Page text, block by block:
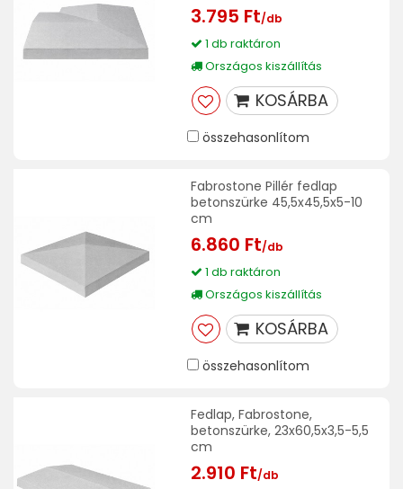
3.795 Ft/db
1 db raktáron
Országos kiszállítás
KOSÁRBA
összehasonlítom
Fabrostone Pillér fedlap
betonszürke 45,5x45,5x5-10
cm
6.860 Ft/db
1 db raktáron
Országos kiszállítás
KOSÁRBA
összehasonlítom
Fedlap, Fabrostone,
betonszürke, 23x60,5x3,5-5,5
cm
2.910 Ft/db